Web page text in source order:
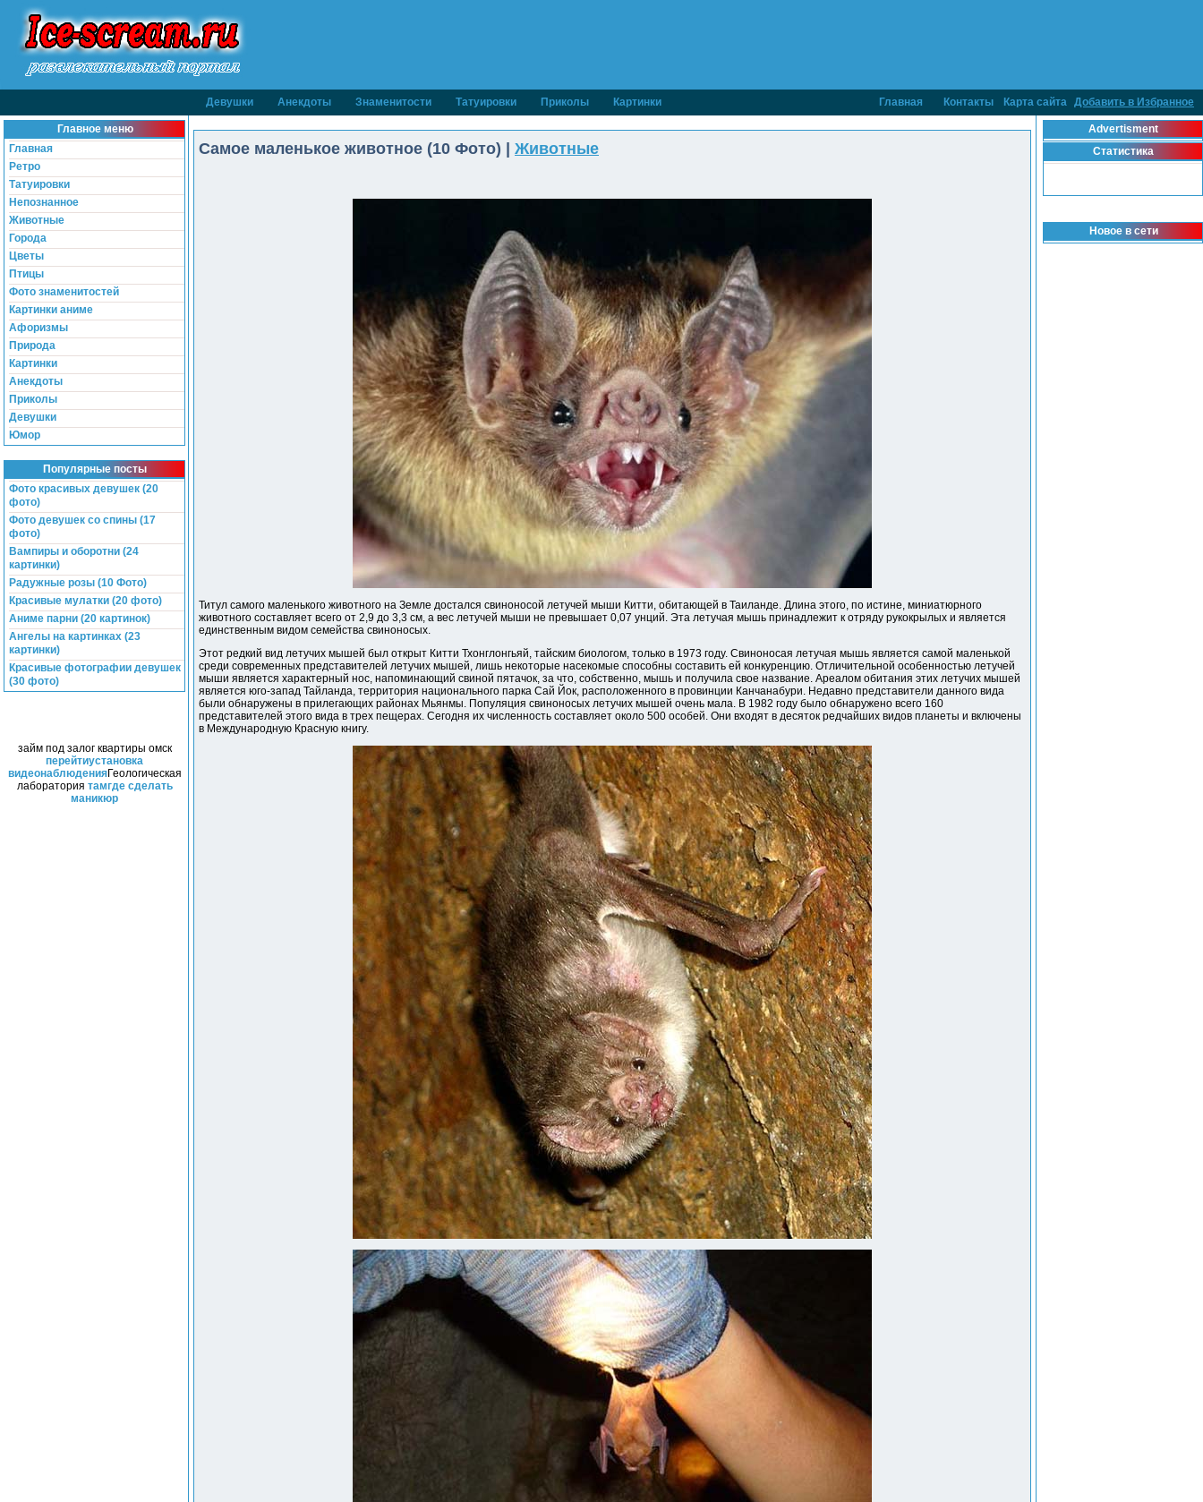
Девушки Анекдоты Знаменитости Татуировки Приколы Картинки Главная Контакты Карта сайта Добавить в Избранное
Главное меню
Главная
Ретро
Татуировки
Непознанное
Животные
Города
Цветы
Птицы
Фото знаменитостей
Картинки аниме
Афоризмы
Природа
Картинки
Анекдоты
Приколы
Девушки
Юмор
Популярные посты
Фото красивых девушек (20
фото)
Фото девушек со спины (17
фото)
Вампиры и оборотни (24
картинки)
Радужные розы (10 Фото)
Красивые мулатки (20 фото)
Аниме парни (20 картинок)
Ангелы на картинках (23
картинки)
Красивые фотографии девушек
(30 фото)
займ под залог квартиры омск
перейтиустановка
видеонаблюденияГеологическая
лаборатория тамгде сделать
маникюр
Самое маленькое животное (10 Фото) | Животные
Титул самого маленького животного на Земле достался свиноносой летучей мыши Китти, обитающей в Таиланде. Длина этого, по истине, миниатюрного
животного составляет всего от 2,9 до 3,3 см, а вес летучей мыши не превышает 0,07 унций. Эта летучая мышь принадлежит к отряду рукокрылых и является
единственным видом семейства свиноносых.
Этот редкий вид летучих мышей был открыт Китти Тхонглонгьяй, тайским биологом, только в 1973 году. Свиноносая летучая мышь является самой маленькой
среди современных представителей летучих мышей, лишь некоторые насекомые способны составить ей конкуренцию. Отличительной особенностью летучей
мыши является характерный нос, напоминающий свиной пятачок, за что, собственно, мышь и получила свое название. Ареалом обитания этих летучих мышей
является юго-запад Тайланда, территория национального парка Сай Йок, расположенного в провинции Канчанабури. Недавно представители данного вида
были обнаружены в прилегающих районах Мьянмы. Популяция свиноносых летучих мышей очень мала. В 1982 году было обнаружено всего 160
представителей этого вида в трех пещерах. Сегодня их численность составляет около 500 особей. Они входят в десяток редчайших видов планеты и включены
в Международную Красную книгу.
Advertisment
Статистика
Новое в сети